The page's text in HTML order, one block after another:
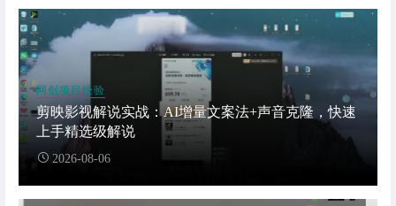
网创项目经验
剪映影视解说实战：AI增量文案法+声音克隆，快速
上手精选级解说
2026-08-06